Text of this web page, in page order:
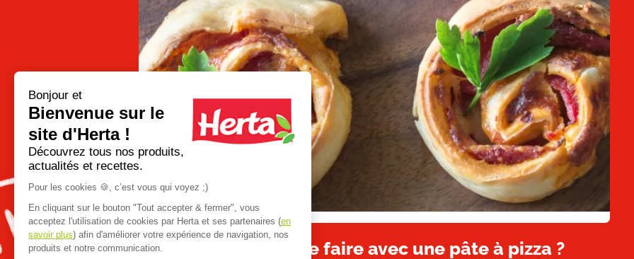
Go
to
previous
slide
Apéro dînatoire : que faire avec une pâte à pizza ?
Bonjour et
Bienvenue sur le
site d'Herta !
Découvrez tous nos produits,
actualités et recettes.
Pour les cookies 🍪, c’est vous qui voyez ;)
En cliquant sur le bouton "Tout accepter & fermer", vous
acceptez l'utilisation de cookies par Herta et ses partenaires (en
savoir plus) afin d'améliorer votre expérience de navigation, nos
produits et notre communication.